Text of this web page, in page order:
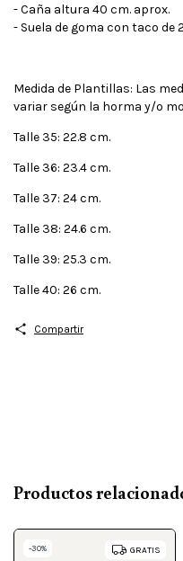
- Caña altura 40 cm. aprox.
- Suela de goma con taco de
Medida de Plantillas: Las
variar según la horma y/o
Talle 35: 22.8 cm.
Talle 36: 23.4 cm.
Talle 37: 24 cm.
Talle 38: 24.6 cm.
Talle 39: 25.3 cm.
Talle 40: 26 cm.
Compartir
Productos
GRATIS
-30%